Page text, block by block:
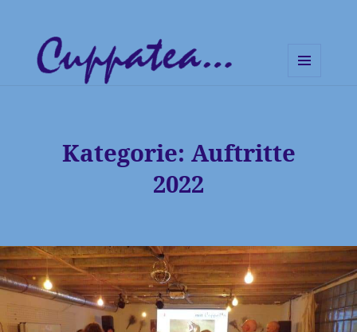
Kategorie: Auftritte
2022